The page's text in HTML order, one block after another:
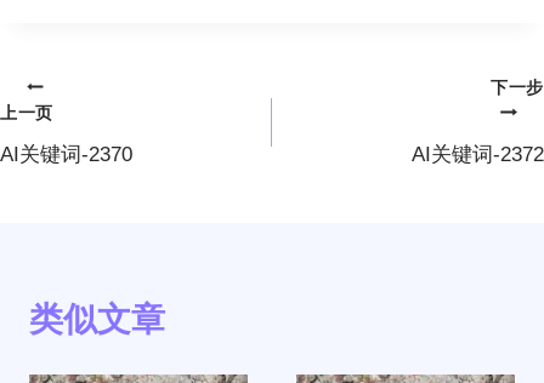
文
章
上一页
AI关键词-2370
下一步
AI关键词-2372
类似文章